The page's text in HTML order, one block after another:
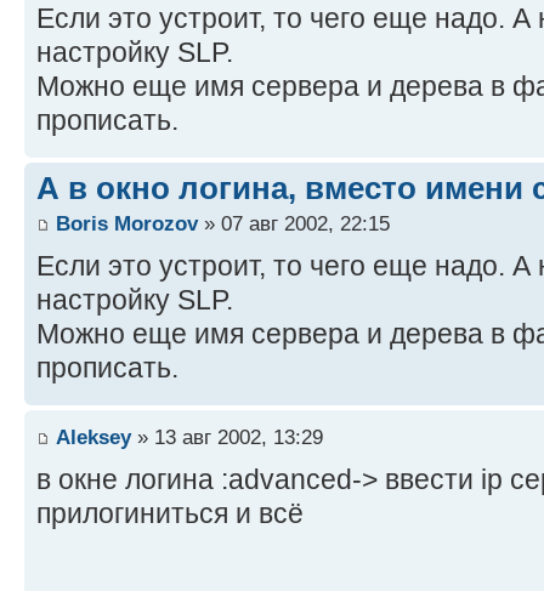
Если это устроит, то чего еще надо. А
настройку SLP.
Можно еще имя сервера и дерева в
прописать.
А в окно логина, вместо имени
Boris Morozov» 07 авг 2002, 22:15
Если это устроит, то чего еще надо. А
настройку SLP.
Можно еще имя сервера и дерева в
прописать.
Aleksey» 13 авг 2002, 13:29
в окне логина :advanced-> ввести ip
прилогиниться и всё